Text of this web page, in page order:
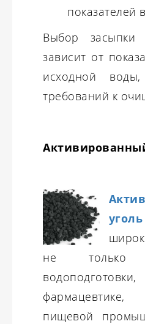
показателей
Выбор засыпки
зависит от
исходной
требований к
уголь
не
пищевой